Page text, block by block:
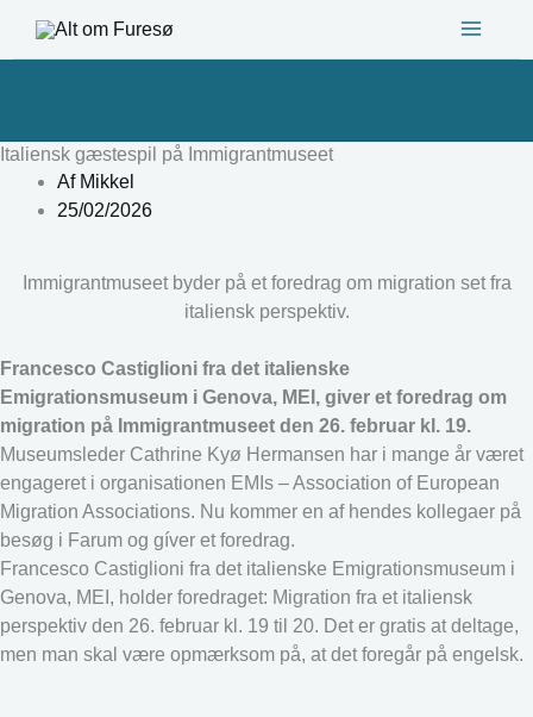
Italiensk gæstespil på Immigrantmuseet
AfMikkel
25/02/2026
Immigrantmuseet byder på et foredrag om migration set fra
italiensk perspektiv.
Francesco Castiglioni fra det italienske
Emigrationsmuseum i Genova, MEI, giver et foredrag om
migration på Immigrantmuseet den 26. februar kl. 19.
Museumsleder Cathrine Kyø Hermansen har i mange år været
engageret i organisationen EMIs – Association of European
Migration Associations. Nu kommer en af hendes kollegaer på
besøg i Farum og gíver et foredrag.
Francesco Castiglioni fra det italienske Emigrationsmuseum i
Genova, MEI, holder foredraget: Migration fra et italiensk
perspektiv den 26. februar kl. 19 til 20. Det er gratis at deltage,
men man skal være opmærksom på, at det foregår på engelsk.